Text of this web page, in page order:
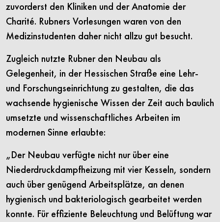
zuvorderst den Kliniken und der Anatomie der
Charité. Rubners Vorlesungen waren von den
Medizinstudenten daher nicht allzu gut besucht.
Zugleich nutzte Rubner den Neubau als
Gelegenheit, in der Hessischen Straße eine Lehr-
und Forschungseinrichtung zu gestalten, die das
wachsende hygienische Wissen der Zeit auch baulich
umsetzte und wissenschaftliches Arbeiten im
modernen Sinne erlaubte:
„Der Neubau verfügte nicht nur über eine
Niederdruckdampfheizung mit vier Kesseln, sondern
auch über genügend Arbeitsplätze, an denen
hygienisch und bakteriologisch gearbeitet werden
konnte. Für effiziente Beleuchtung und Belüftung war